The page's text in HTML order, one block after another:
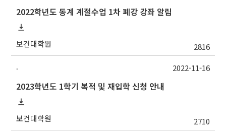
2022학년도 동계 계절수업 1차 폐강 강좌 알림
보건대학원 2816
-
2023학년도 1학기 복적 및 재입학 신청 안내
보건대학원 2710
2022-11-16